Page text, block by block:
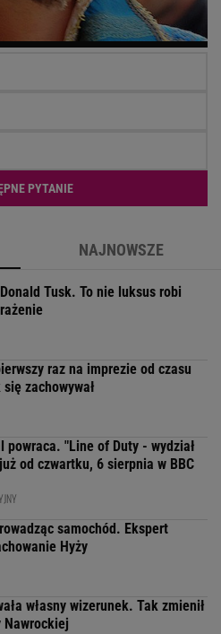
PYTANIE
NAJNOWSZE
Tusk. To nie luksus robi
raz na imprezie od czasu
zachowywał
powraca. "Line of Duty - wydział
od czwartku, 6 sierpnia w BBC
samochód. Ekspert
Hyży
własny wizerunek. Tak zmienił